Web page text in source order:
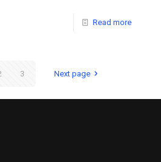
Read more
3 Next page